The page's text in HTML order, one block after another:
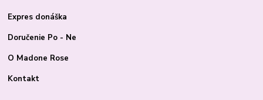
Expres donáška
Doručenie Po - Ne
O Madone Rose
Kontakt